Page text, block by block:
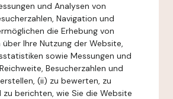
und Analysen von
Navigation und
die Erhebung von
Ihre Nutzung der Website,
sowie Messungen und
Besucherzahlen und
(ii) zu bewerten, zu
zu berichten, wie Sie die Website